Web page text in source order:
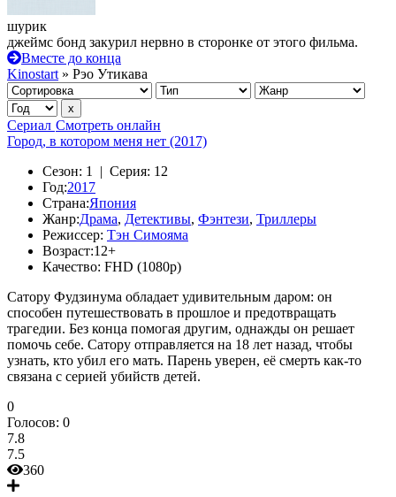
шурик
джеймс бонд закурил нервно в сторонке от этого фильма.
Вместе до конца
Kinostart » Рэо Утикава
Сериал Смотреть онлайн
Город, в котором меня нет (2017)
Сезон: 1 | Серия: 12
Год:2017
Страна:Япония
Жанр:Драма, Детективы, Фэнтези, Триллеры
Режиссер: Тэн Симояма
Возраст:12+
Качество: FHD (1080p)
Сатору Фудзинума обладает удивительным даром: он
способен путешествовать в прошлое и предотвращать
трагедии. Без конца помогая другим, однажды он решает
помочь себе. Сатору отправляется на 18 лет назад, чтобы
узнать, кто убил его мать. Парень уверен, её смерть как-то
связана с серией убийств детей.
0
Голосов: 0
7.8
7.5
360